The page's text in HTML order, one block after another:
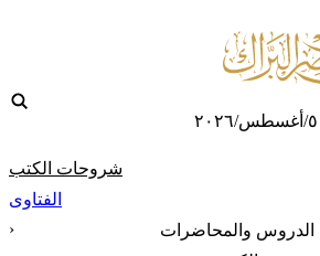
شروحات الكتب
الفتاوى
الدروس والمحاضرات
‹